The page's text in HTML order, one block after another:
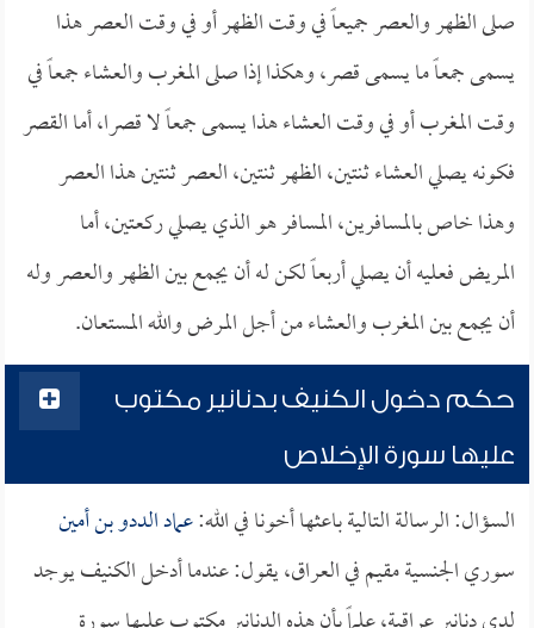
صلى الظهر والعصر جميعاً في وقت الظهر أو في وقت العصر هذا
يسمى جمعاً ما يسمى قصر، وهكذا إذا صلى المغرب والعشاء جمعاً في
وقت المغرب أو في وقت العشاء هذا يسمى جمعاً لا قصرا، أما القصر
فكونه يصلي العشاء ثنتين، الظهر ثنتين، العصر ثنتين هذا العصر
وهذا خاص بالمسافرين، المسافر هو الذي يصلي ركعتين، أما
المريض فعليه أن يصلي أربعاً لكن له أن يجمع بين الظهر والعصر وله
أن يجمع بين المغرب والعشاء من أجل المرض والله المستعان.
حكم دخول الكنيف بدنانير مكتوب
عليها سورة الإخلاص
السؤال: الرسالة التالية باعثها أخونا في الله:عماد الددو بن أمين
سوري الجنسية مقيم في العراق، يقول: عندما أدخل الكنيف يوجد